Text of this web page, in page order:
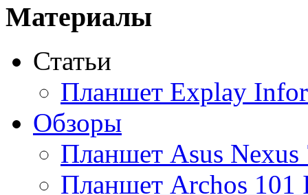
Acme
Ainol
Altinet
Amazon
Amber
Ampe
Материалы
Статьи
Планшет Explay
Обзоры
Планшет Asus Nexus
Планшет Archos 101